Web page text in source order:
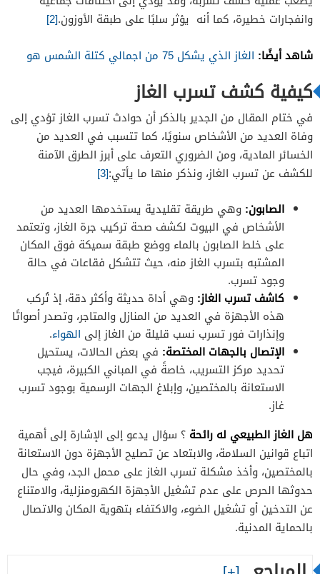
وانفجارات خطيرة، كما أنه يؤثر سلبًا على طبقة الأوزون.[2]
شاهد أيضًا: الغاز الذي يشكل 75 من اجمالي كتلة الشمس هو
كيفية كشف تسرب الغاز
في ختام المقال من الجدير بالذكر أن حوادث تسرب الغاز تؤدي إلى
وفاة العديد من الأشخاص سنويًا، كما تتسبب في العديد من
الخسائر المادية، ومن الضروري التعرف على أبرز الطرق الآمنة
للكشف عن تسرب الغاز، ونذكر منها ما يأتي:[3]
الصابون: وهي طريقة تقليدية يستخدمها العديد من
الأشخاص في البيوت لكشف صحة تركيب جرة الغاز، وتعتمد
على خلط الصابون بالماء ووضع طبقة سميكة فوق المكان
المشتبه بتسرب الغاز منه، حيث تتشكل فقاعات في حالة
وجود تسرب.
كاشف تسرب الغاز: وهي أداة حديثة وأكثر دقة، إذ تُركب
هذه الأجهزة في العديد من المنازل والمتاجر، وتصدر أصواتًا
وإنذارات فور تسرب نسب قليلة من الغاز إلى الهواء.
الإتصال بالجهات المختصة: في بعض الحالات، يستحيل
تحديد مركز التسريب، خاصةً في المباني الكبيرة، فيجب
الاستعانة بالمختصين، وإبلاغ الجهات الرسمية بوجود تسرب
غاز.
هل الغاز الطبيعي له رائحة ؟ سؤال يدعو إلى الإشارة إلى أهمية
اتباع قوانين السلامة، والابتعاد عن تصليح الأجهزة دون الاستعانة
بالمختصين، وأخذ مشكلة تسرب الغاز على محمل الجد، وفي حال
حدوثها الحرص على عدم تشغيل الأجهزة الكهرومنزلية، والامتناع
عن التدخين أو تشغيل الضوء، والاكتفاء بتهوية المكان والاتصال
بالحماية المدنية.